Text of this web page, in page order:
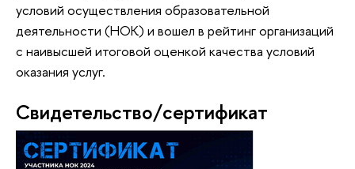
условий осуществления образовательной
деятельности (НОК) и вошел в рейтинг организаций
с наивысшей итоговой оценкой качества условий
оказания услуг.
Свидетельство/сертификат